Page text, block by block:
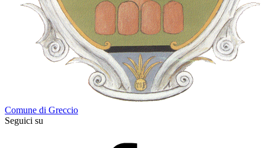
Comune di Greccio
Seguici su